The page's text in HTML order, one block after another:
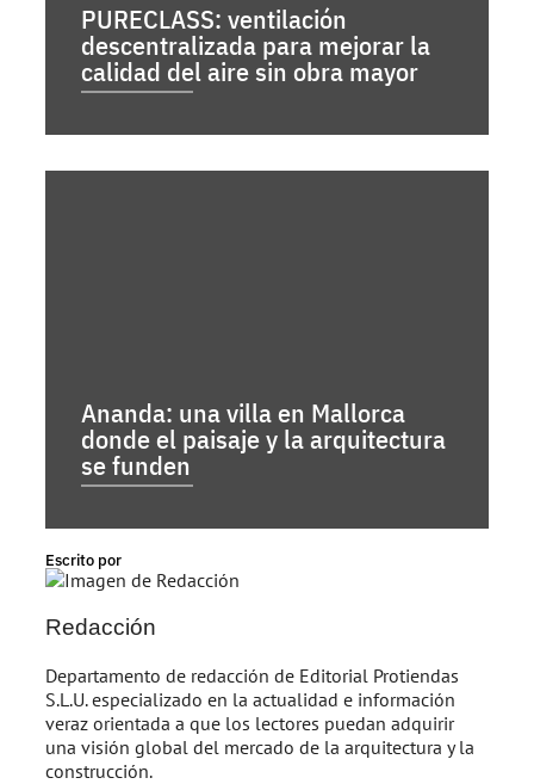
PURECLASS: ventilación
descentralizada para mejorar la
calidad del aire sin obra mayor
Ananda: una villa en Mallorca
donde el paisaje y la arquitectura
se funden
Escrito por
Redacción
Departamento de redacción de Editorial Protiendas
S.L.U. especializado en la actualidad e información
veraz orientada a que los lectores puedan adquirir
una visión global del mercado de la arquitectura y la
construcción.